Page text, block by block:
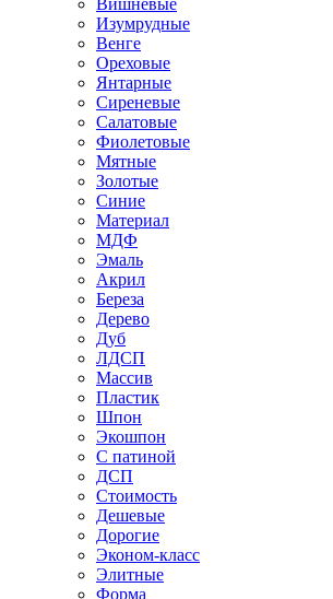
Вишневые
Изумрудные
Венге
Ореховые
Янтарные
Сиреневые
Салатовые
Фиолетовые
Мятные
Золотые
Синие
Материал
МДФ
Эмаль
Акрил
Береза
Дерево
Дуб
ЛДСП
Массив
Пластик
Шпон
Экошпон
С патиной
ДСП
Стоимость
Дешевые
Дорогие
Эконом-класс
Элитные
Форма